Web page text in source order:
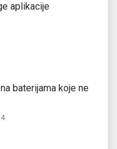
aplikacije
baterijama koje ne